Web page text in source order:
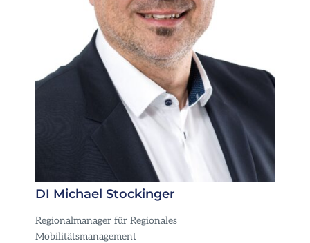
DI Michael Stockinger
Regionalmanager für Regionales
Mobilitätsmanagement